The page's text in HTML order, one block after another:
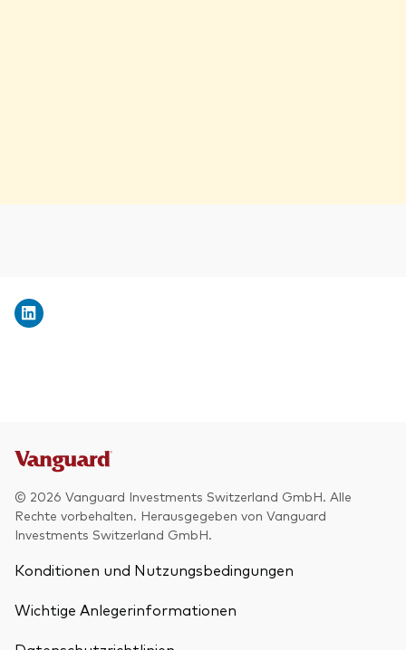
© 2026 Vanguard Investments Switzerland GmbH. Alle
Rechte vorbehalten. Herausgegeben von Vanguard
Investments Switzerland GmbH.
Konditionen und Nutzungsbedingungen
Wichtige Anlegerinformationen